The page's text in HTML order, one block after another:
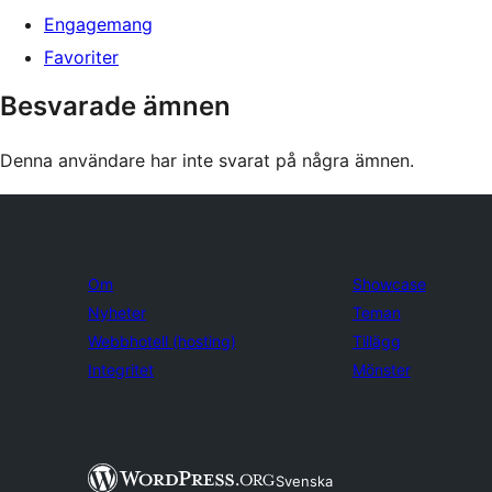
Engagemang
Favoriter
Besvarade ämnen
Denna användare har inte svarat på några ämnen.
Om
Nyheter
Webbhotell (hosting)
Integritet
Showcase
Teman
Tillägg
Mönster
Svenska